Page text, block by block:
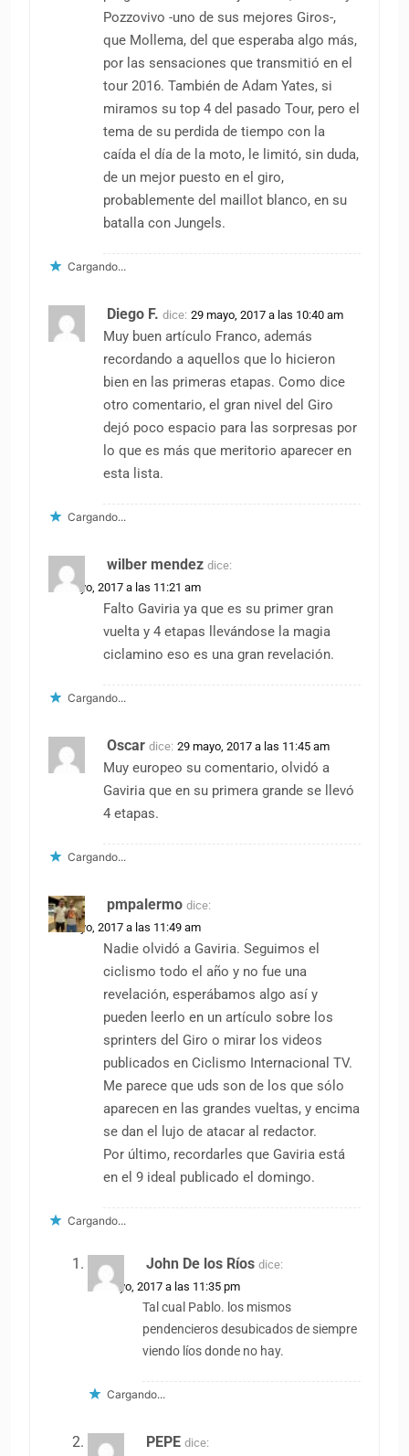
Pozzovivo -uno de sus mejores Giros-,
que Mollema, del que esperaba algo más,
por las sensaciones que transmitió en el
tour 2016. También de Adam Yates, si
miramos su top 4 del pasado Tour, pero el
tema de su perdida de tiempo con la
caída el día de la moto, le limitó, sin duda,
de un mejor puesto en el giro,
probablemente del maillot blanco, en su
batalla con Jungels.
Cargando...
Diego F. dice: 29 mayo, 2017 a las 10:40 am
Muy buen artículo Franco, además
recordando a aquellos que lo hicieron
bien en las primeras etapas. Como dice
otro comentario, el gran nivel del Giro
dejó poco espacio para las sorpresas por
lo que es más que meritorio aparecer en
esta lista.
Cargando...
wilber mendez dice:
29 mayo, 2017 a las 11:21 am
Falto Gaviria ya que es su primer gran
vuelta y 4 etapas llevándose la magia
ciclamino eso es una gran revelación.
Cargando...
Oscar dice: 29 mayo, 2017 a las 11:45 am
Muy europeo su comentario, olvidó a
Gaviria que en su primera grande se llevó
4 etapas.
Cargando...
pmpalermo dice:
29 mayo, 2017 a las 11:49 am
Nadie olvidó a Gaviria. Seguimos el
ciclismo todo el año y no fue una
revelación, esperábamos algo así y
pueden leerlo en un artículo sobre los
sprinters del Giro o mirar los videos
publicados en Ciclismo Internacional TV.
Me parece que uds son de los que sólo
aparecen en las grandes vueltas, y encima
se dan el lujo de atacar al redactor.
Por último, recordarles que Gaviria está
en el 9 ideal publicado el domingo.
Cargando...
John De los Ríos dice:
29 mayo, 2017 a las 11:35 pm
Tal cual Pablo. los mismos
pendencieros desubicados de siempre
viendo líos donde no hay.
Cargando...
PEPE dice: